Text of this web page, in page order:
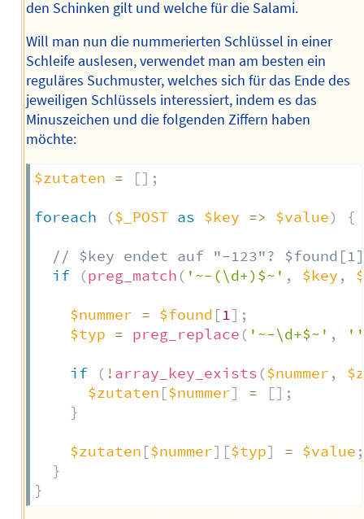
den Schinken gilt und welche für die Salami.
Will man nun die nummerierten Schlüssel in einer
Schleife auslesen, verwendet man am besten ein
reguläres Suchmuster, welches sich für das Ende des
jeweiligen Schlüssels interessiert, indem es das
Minuszeichen und die folgenden Ziffern haben
möchte:
$zutaten = [] ;
foreach ($_POST as $key => $value) {
// $key endet auf "-123"?
if
(preg_match ( '~-(\d+)$~' , $key ,
$nummer = $found [1] ;
$typ = preg_replace ( '~-\d+$~' , ''
if ( ! array_key_exists ($nummer ,
$zutaten [$nummer] = [] ;
}
$zutaten [$nummer] [$typ] = $value ;
}
}